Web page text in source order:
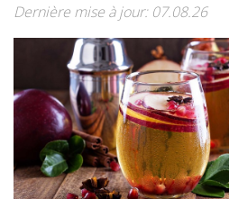
Dernière mise à jour: 07.08.26